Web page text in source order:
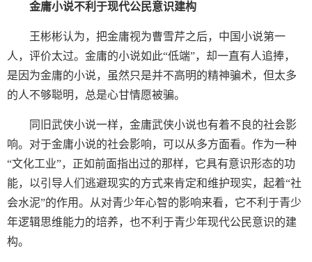
金庸小说不利于现代公民意识建构
王彬彬认为，把金庸视为曹雪芹之后，中国小说第一
人，评价太过。金庸的小说如此“低端”，却一直有人追捧，
是因为金庸的小说，虽然只是并不高明的精神骗术，但太多
的人不够聪明，总是心甘情愿被骗。
同旧武侠小说一样，金庸武侠小说也有着不良的社会影
响。对于金庸小说的社会影响，可以从多方面看。作为一种
“文化工业”，正如前面指出过的那样，它具有意识形态的功
能，以引导人们逃避现实的方式来肯定和维护现实，起着“社
会水泥”的作用。从对青少年心智的影响来看，它不利于青少
年逻辑思维能力的培养，也不利于青少年现代公民意识的建
构。